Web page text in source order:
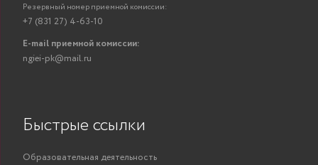
Резервный номер приемной комиссии:
+7 (831 27) 4-63-10
E-mail приемной комиссии:
ngiei-pk@mail.ru
Быстрые ссылки
Образовательная деятельность